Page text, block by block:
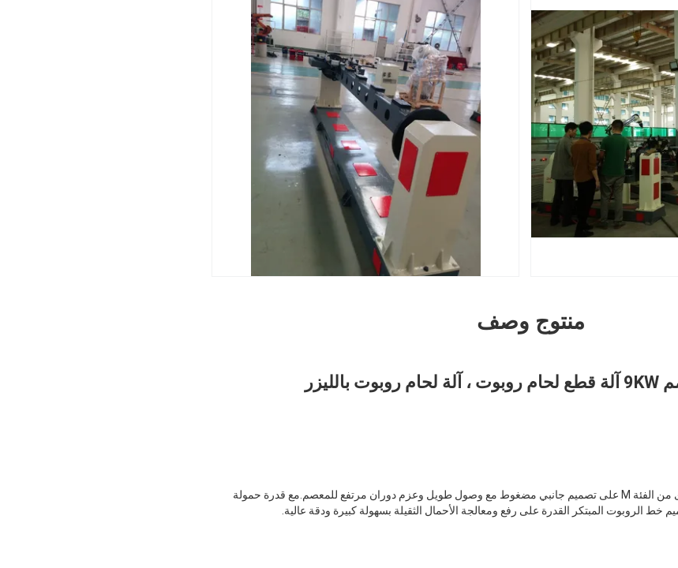
منتوج وصف
تشتمل الروبوتات ذات الحمولة القصوى من الفئة M على تصميم جانبي مضغوط مع وصول طويل وعزم دوران مرتفع للمعصم.مع قدرة حمولة